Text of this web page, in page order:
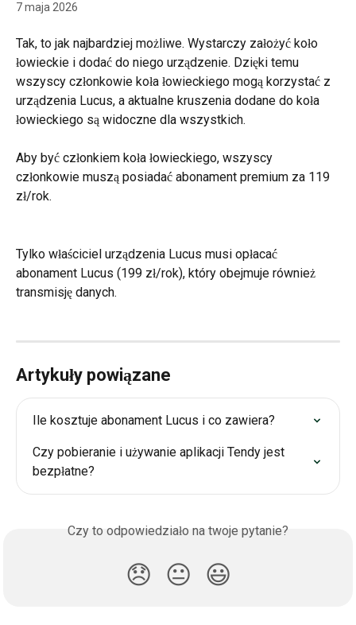
7 maja 2026
Tak, to jak najbardziej możliwe. Wystarczy założyć koło
łowieckie i dodać do niego urządzenie. Dzięki temu
wszyscy członkowie koła łowieckiego mogą korzystać z
urządzenia Lucus, a aktualne kruszenia dodane do koła
łowieckiego są widoczne dla wszystkich.
Aby być członkiem koła łowieckiego, wszyscy
członkowie muszą posiadać abonament premium za 119
zł/rok.
Tylko właściciel urządzenia Lucus musi opłacać
abonament Lucus (199 zł/rok), który obejmuje również
transmisję danych.
Artykuły powiązane
Ile kosztuje abonament Lucus i co zawiera?
Czy pobieranie i używanie aplikacji Tendy jest
bezpłatne?
Czy to odpowiedziało na twoje pytanie?
😞 😐 😃